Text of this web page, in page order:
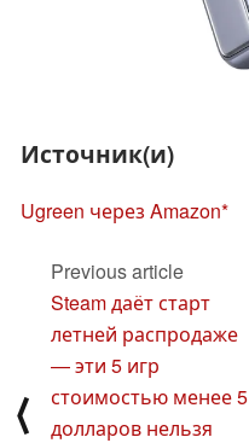
Источник(и)
Ugreen через Amazon
⟨
Previous article
Steam даёт старт
летней распродаже
— эти 5 игр
стоимостью менее 5
долларов нельзя